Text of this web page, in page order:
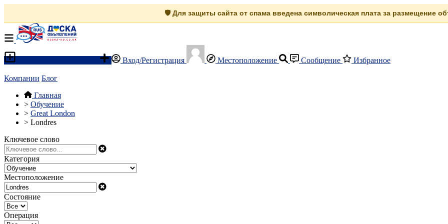
🛡️ Для защиты сайта от спама введена символическая плата за размещение
Вход/Регистрация Местоположение Сообщение Избранное
Компании Блог
Главная
> Обучение
> Great London
> Londres
Ключевое слово
Категория
Местоположение
Состояние
Операция